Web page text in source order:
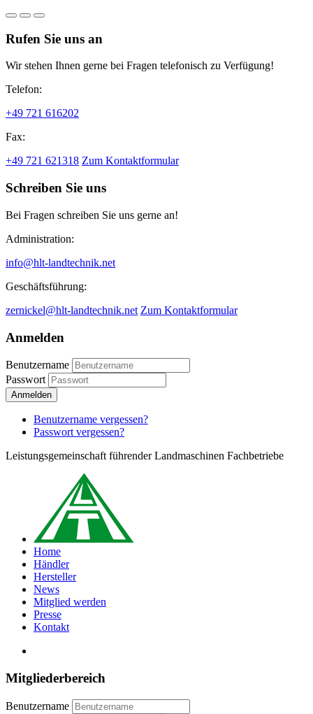
Rufen Sie uns an
Wir stehen Ihnen gerne bei Fragen telefonisch zu Verfügung!
Telefon:
+49 721 616202
Fax:
+49 721 621318 Zum Kontaktformular
Schreiben Sie uns
Bei Fragen schreiben Sie uns gerne an!
Administration:
info@hlt-landtechnik.net
Geschäftsführung:
zernickel@hlt-landtechnik.net Zum Kontaktformular
Anmelden
Benutzername
Passwort
Anmelden
Benutzername vergessen?
Passwort vergessen?
Leistungsgemeinschaft führender Landmaschinen Fachbetriebe
Home
Händler
Hersteller
News
Mitglied werden
Presse
Kontakt
Mitgliederbereich
Benutzername